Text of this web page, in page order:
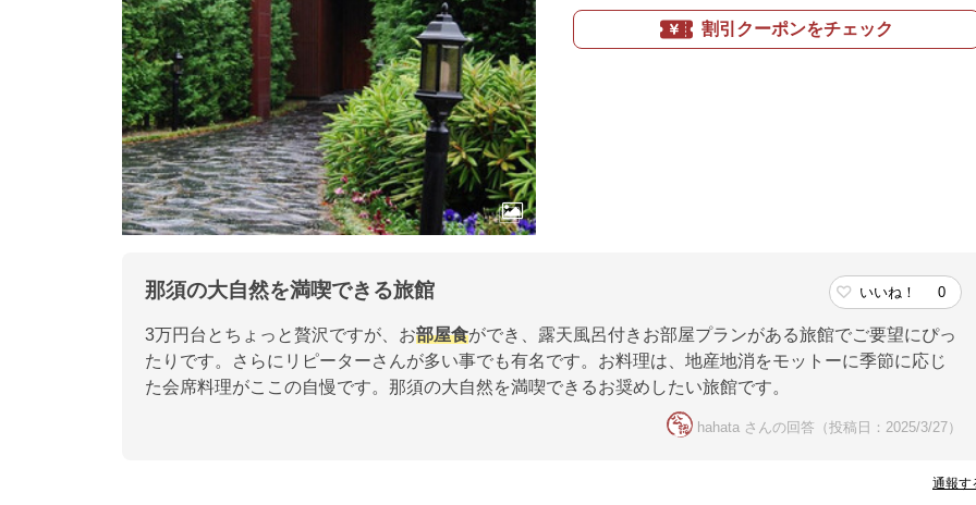
割引クーポンをチェック
那須の大自然を満喫できる旅館 いいね！ 0
3万円台とちょっと贅沢ですが、お部屋食ができ、露天風呂付きお部屋プランがある旅館でご要望にぴっ
たりです。さらにリピーターさんが多い事でも有名です。お料理は、地産地消をモットーに季節に応じ
た会席料理がここの自慢です。那須の大自然を満喫できるお奨めしたい旅館です。
hahata さんの回答（投稿日：2025/3/27）
通報す